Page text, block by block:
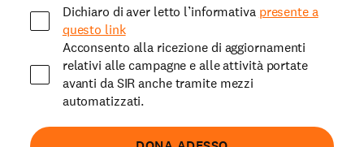
Dichiaro di aver letto l’informativa presente a
questo link
Acconsento alla ricezione di aggiornamenti
relativi alle campagne e alle attività portate
avanti da SIR anche tramite mezzi
automatizzati.